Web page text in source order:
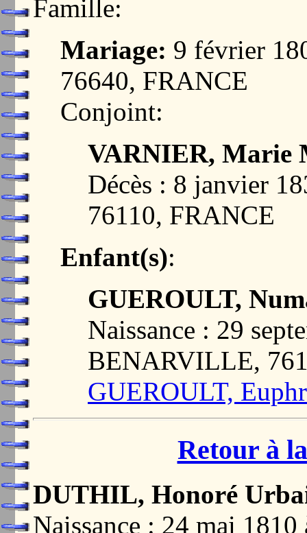
Famille:
Mariage: 9 février
76640, FRANCE
Conjoint:
VARNIER, Marie
Décès : 8 janvier
76110, FRANCE
Enfant(s):
GUEROULT,
Naissance : 29
BENARVILLE,
GUEROULT,
Retour à
DUTHIL, Honoré
Naissance : 24 mai